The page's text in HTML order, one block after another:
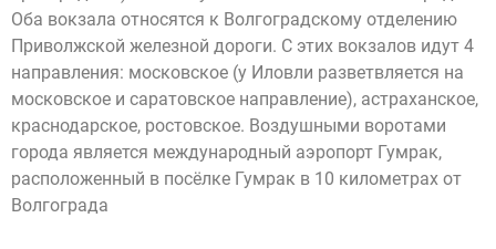
Оба вокзала относятся к Волгоградскому отделению
Приволжской железной дороги. С этих вокзалов идут 4
направления: московское (у Иловли разветвляется на
московское и саратовское направление), астраханское,
краснодарское, ростовское. Воздушными воротами
города является международный аэропорт Гумрак,
расположенный в посёлке Гумрак в 10 километрах от
Волгограда